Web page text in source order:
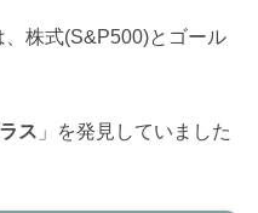
、株式(S&P500)とゴール
ス 」を発見していました